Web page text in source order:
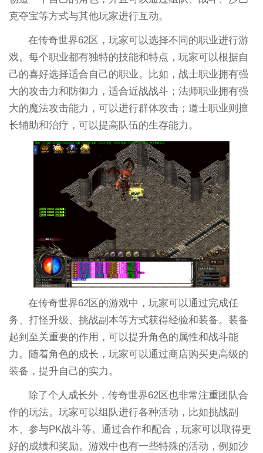
克夺宝等方式与其他玩家进行互动。
在传奇世界62区，玩家可以选择不同的职业进行游
戏。每个职业都有独特的技能和特点，玩家可以根据自
己的喜好选择适合自己的职业。比如，战士职业拥有强
大的攻击力和防御力，适合近战战斗；法师职业拥有强
大的魔法攻击能力，可以进行群体攻击；道士职业则擅
长辅助和治疗，可以提高队伍的生存能力。
在传奇世界62区的游戏中，玩家可以通过完成任
务、打怪升级、挑战副本等方式获得经验和装备。装备
起到至关重要的作用，可以提升角色的属性和战斗能
力。随着角色的成长，玩家可以通过商店购买更高级的
装备，提升自己的实力。
除了个人成长外，传奇世界62区也非常注重团队合
作的玩法。玩家可以组队进行各种活动，比如挑战副
本、参与PK战斗等。通过合作和配合，玩家可以取得更
好的成绩和奖励。游戏中也有一些特殊的活动，例如沙